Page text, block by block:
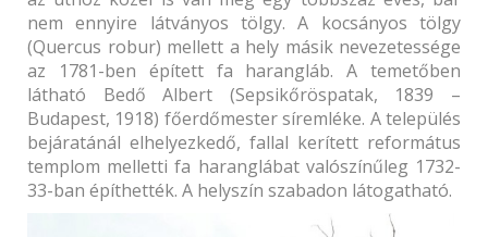
nem ennyire látványos tölgy. A kocsányos tölgy
(Quercus robur) mellett a hely másik nevezetessége
az 1781-ben épített fa harangláb. A temetőben
látható Bedő Albert (Sepsikőröspatak, 1839 –
Budapest, 1918) főerdőmester síremléke. A település
bejáratánál elhelyezkedő, fallal kerített református
templom melletti fa haranglábat valószínűleg 1732-
33-ban építhették. A helyszín szabadon látogatható.